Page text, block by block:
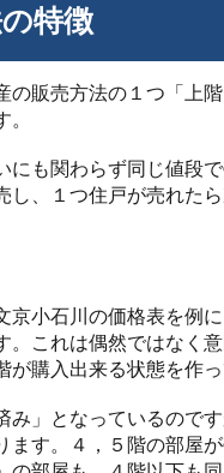
特徴
の販売方法の１つ「上
にも関わらず同じ値段
し、１つ住戸が売れた
京小石川の価格表を例
。これは偶然ではなく
が購入出来る状態を作っ
み」となっているので
ます。４，５階の部屋